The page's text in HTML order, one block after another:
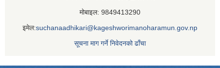
मोबाइल: 9849413290
इमेल:suchanaadhikari@kageshworimanoharamun.gov.np
सूचना माग गर्ने निवेदनको ढाँचा